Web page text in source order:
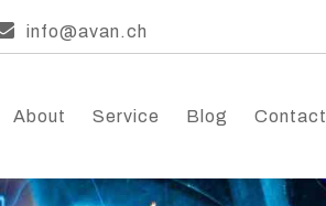
info@avan.ch
About Service Blog Contact